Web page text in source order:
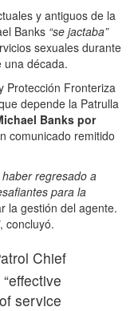
y antiguos de la
Banks “se jactaba”
sexuales durante
una década.
Protección Fronteriza
depende la Patrulla
Banks por
comunicado remitido
regresado a
para la
la gestión del agente.
, concluyó.
Chief
service